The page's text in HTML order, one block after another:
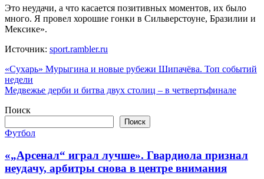
Это неудачи, а что касается позитивных моментов, их было
много. Я провел хорошие гонки в Сильверстоуне, Бразилии и
Мексике».
Источник: sport.rambler.ru
Навигация
по
«Сухарь» Мурыгина и новые рубежи Шипачёва. Топ событий
недели
Медвежье дерби и битва двух столиц – в четвертьфинале
Поиск
Поиск
Футбол
«„Арсенал“ играл лучше». Гвардиола признал
неудачу, арбитры снова в центре внимания